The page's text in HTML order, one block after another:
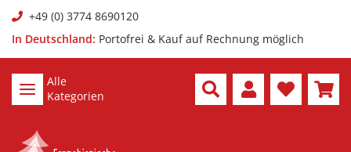
+49 (0) 3774 8690120
In Deutschland: Portofrei & Kauf auf Rechnung möglich
Alle
Kategorien